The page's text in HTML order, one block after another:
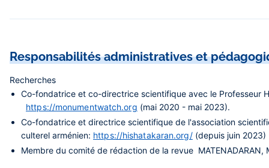
Responsabilités administratives et
Recherches
Co-fondatrice et co-directrice scientifique avec le Professeur
https://monumentwatch.org ​ (mai 2020 - mai 2023).
Co-fondatrice et directrice scientifique de l'association
culterel arménien: https://hishatakaran.org/(depuis juin 2023)
Membre du comité de rédaction de la revue